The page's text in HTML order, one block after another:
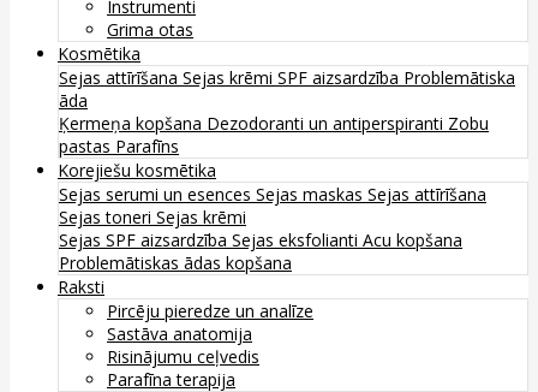
Instrumenti
Grima otas
Kosmētika
Sejas attīrīšana Sejas krēmi SPF aizsardzība Problemātiska
āda
Ķermeņa kopšana Dezodoranti un antiperspiranti Zobu
pastas Parafīns
Korejiešu kosmētika
Sejas serumi un esences Sejas maskas Sejas attīrīšana
Sejas toneri Sejas krēmi
Sejas SPF aizsardzība Sejas eksfolianti Acu kopšana
Problemātiskas ādas kopšana
Raksti
Pircēju pieredze un analīze
Sastāva anatomija
Risinājumu ceļvedis
Parafīna terapija